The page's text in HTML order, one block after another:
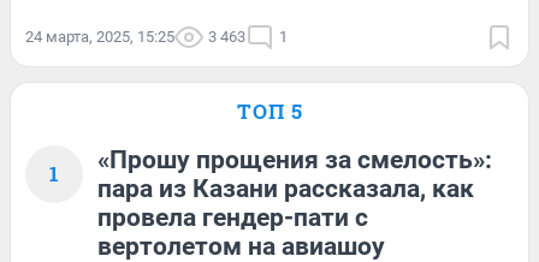
24 марта, 2025, 15:25 3 463 1
ТОП 5
1
«Прошу прощения за смелость»:
пара из Казани рассказала, как
провела гендер-пати с
вертолетом на авиашоу